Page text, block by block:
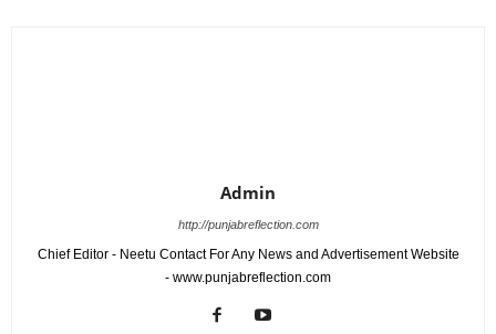
Admin
http://punjabreflection.com
Chief Editor - Neetu Contact For Any News and Advertisement Website
- www.punjabreflection.com